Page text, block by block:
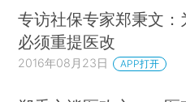
专访社保专家郑秉文：
必须重提医改
2016年08月23日 APP打开